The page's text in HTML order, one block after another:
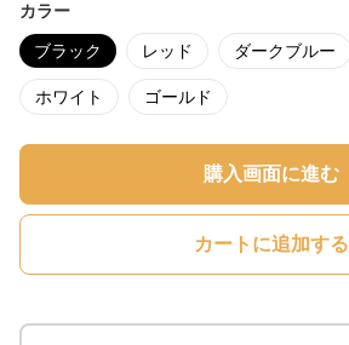
カラー
ブラック レッド ダークブルー
ホワイト ゴールド
購入画面に進む
カートに追加する